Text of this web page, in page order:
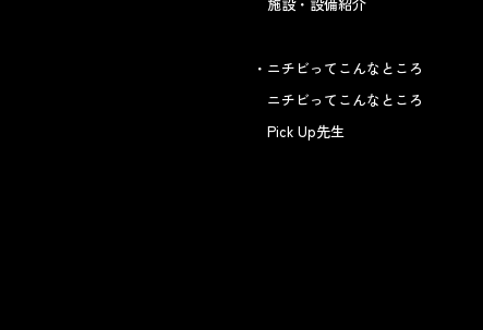
ニチビってこんなところ
ニチビってこんなところ
Pick Up先生